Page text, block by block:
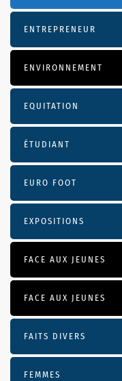
ENTREPRENEUR
ENVIRONNEMENT
EQUITATION
ÉTUDIANT
EURO FOOT
EXPOSITIONS
FACE AUX JEUNES
FACE AUX JEUNES
FAITS DIVERS
FEMMES